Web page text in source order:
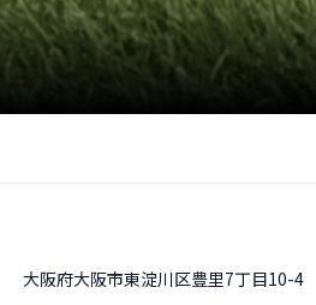
大阪府大阪市東淀川区豊里7丁目10-4